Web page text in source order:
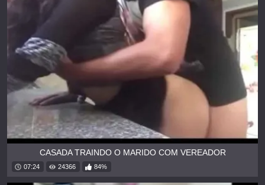
CASADA TRAINDO O MARIDO COM VEREADOR
07:24 24366 84%